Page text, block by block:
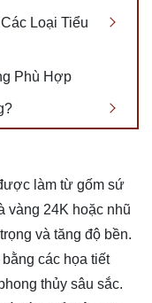
Loại Tiểu
Phù Hợp
làm từ gốm sứ
vàng 24K hoặc nhũ
và tăng độ bền.
các họa tiết
thủy sâu sắc.